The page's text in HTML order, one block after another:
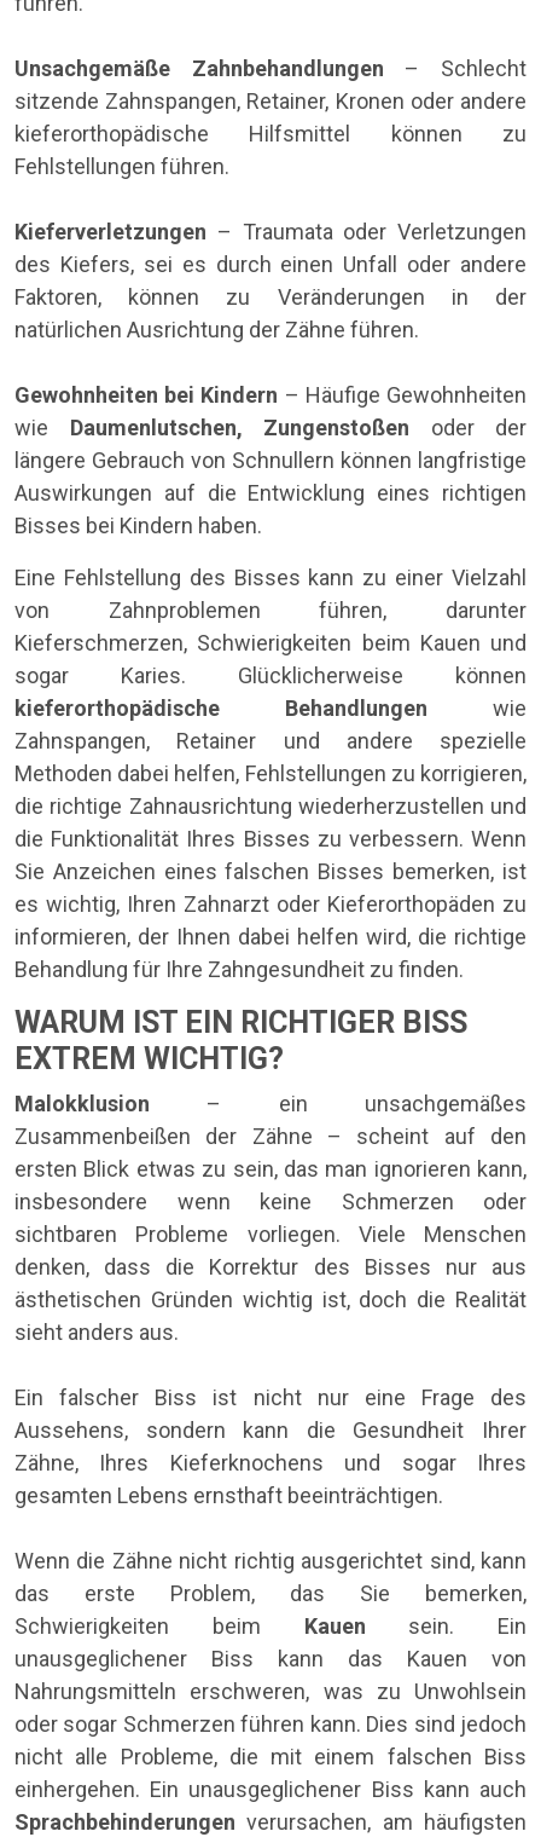
Unsachgemäße Zahnbehandlungen – Schlecht
sitzende Zahnspangen, Retainer, Kronen oder andere
kieferorthopädische Hilfsmittel können zu
Fehlstellungen führen.
Kieferverletzungen – Traumata oder Verletzungen
des Kiefers, sei es durch einen Unfall oder andere
Faktoren, können zu Veränderungen in der
natürlichen Ausrichtung der Zähne führen.
Gewohnheiten bei Kindern – Häufige Gewohnheiten
wie Daumenlutschen, Zungenstoßen oder der
längere Gebrauch von Schnullern können langfristige
Auswirkungen auf die Entwicklung eines richtigen
Bisses bei Kindern haben.
Eine Fehlstellung des Bisses kann zu einer Vielzahl
von Zahnproblemen führen, darunter
Kieferschmerzen, Schwierigkeiten beim Kauen und
sogar Karies. Glücklicherweise können
kieferorthopädische Behandlungen wie
Zahnspangen, Retainer und andere spezielle
Methoden dabei helfen, Fehlstellungen zu korrigieren,
die richtige Zahnausrichtung wiederherzustellen und
die Funktionalität Ihres Bisses zu verbessern. Wenn
Sie Anzeichen eines falschen Bisses bemerken, ist
es wichtig, Ihren Zahnarzt oder Kieferorthopäden zu
informieren, der Ihnen dabei helfen wird, die richtige
Behandlung für Ihre Zahngesundheit zu finden.
WARUM IST EIN RICHTIGER BISS
EXTREM WICHTIG?
Malokklusion – ein unsachgemäßes
Zusammenbeißen der Zähne – scheint auf den
ersten Blick etwas zu sein, das man ignorieren kann,
insbesondere wenn keine Schmerzen oder
sichtbaren Probleme vorliegen. Viele Menschen
denken, dass die Korrektur des Bisses nur aus
ästhetischen Gründen wichtig ist, doch die Realität
sieht anders aus.
Ein falscher Biss ist nicht nur eine Frage des
Aussehens, sondern kann die Gesundheit Ihrer
Zähne, Ihres Kieferknochens und sogar Ihres
gesamten Lebens ernsthaft beeinträchtigen.
Wenn die Zähne nicht richtig ausgerichtet sind, kann
das erste Problem, das Sie bemerken,
Schwierigkeiten beim Kauen sein. Ein
unausgeglichener Biss kann das Kauen von
Nahrungsmitteln erschweren, was zu Unwohlsein
oder sogar Schmerzen führen kann. Dies sind jedoch
nicht alle Probleme, die mit einem falschen Biss
einhergehen. Ein unausgeglichener Biss kann auch
Sprachbehinderungen verursachen, am häufigsten